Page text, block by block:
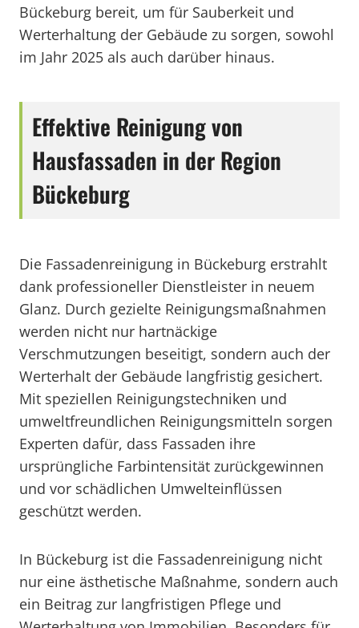
Bückeburg bereit, um für Sauberkeit und
Werterhaltung der Gebäude zu sorgen, sowohl
im Jahr 2025 als auch darüber hinaus.
Effektive Reinigung von
Hausfassaden in der Region
Bückeburg
Die Fassadenreinigung in Bückeburg erstrahlt
dank professioneller Dienstleister in neuem
Glanz. Durch gezielte Reinigungsmaßnahmen
werden nicht nur hartnäckige
Verschmutzungen beseitigt, sondern auch der
Werterhalt der Gebäude langfristig gesichert.
Mit speziellen Reinigungstechniken und
umweltfreundlichen Reinigungsmitteln sorgen
Experten dafür, dass Fassaden ihre
ursprüngliche Farbintensität zurückgewinnen
und vor schädlichen Umwelteinflüssen
geschützt werden.
In Bückeburg ist die Fassadenreinigung nicht
nur eine ästhetische Maßnahme, sondern auch
ein Beitrag zur langfristigen Pflege und